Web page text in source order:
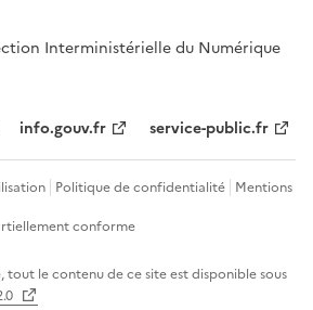
Interministérielle du Numérique
info.gouv.fr service-public.fr
Politique de confidentialité Mentions
conforme
le contenu de ce site est disponible sous